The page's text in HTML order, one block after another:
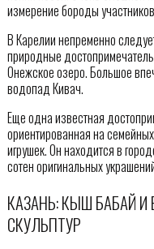
измерение бороды
В Карелии непременно
природные
Онежское озеро. Большое
водопад Кивач.
Еще одна известная
ориентированная на
игрушек. Он находится в
сотен оригинальных
КАЗАНЬ: КЫШ БАБАЙ
СКУЛЬПТУР